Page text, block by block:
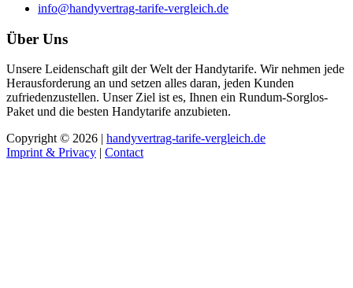
info@handyvertrag-tarife-vergleich.de
Über Uns
Unsere Leidenschaft gilt der Welt der Handytarife. Wir nehmen jede
Herausforderung an und setzen alles daran, jeden Kunden
zufriedenzustellen. Unser Ziel ist es, Ihnen ein Rundum-Sorglos-
Paket und die besten Handytarife anzubieten.
Copyright © 2026 | handyvertrag-tarife-vergleich.de
Imprint & Privacy | Contact